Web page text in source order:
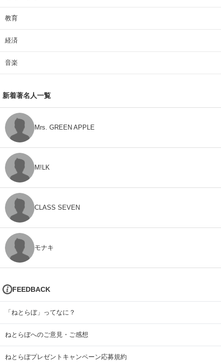
教育
経済
音楽
新着著名人一覧
Mrs. GREEN APPLE
M!LK
CLASS SEVEN
モナキ
FEEDBACK
「ねとらぼ」ってなに？
ねとらぼへのご意見・ご感想
ねとらぼプレゼントキャンペーン応募規約